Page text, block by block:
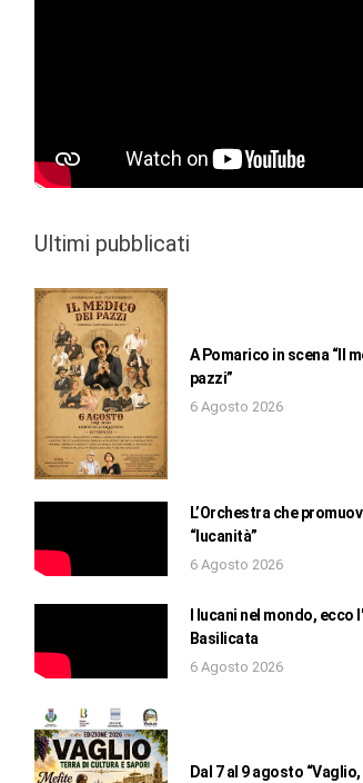
Ultimi pubblicati
A Pomarico in scena “Il
pazzi”
6 Agosto 2026
L’Orchestra che
“lucanità”
6 Agosto 2026
I lucani nel mondo, ecco
Basilicata
6 Agosto 2026
Dal 7 al 9 agosto